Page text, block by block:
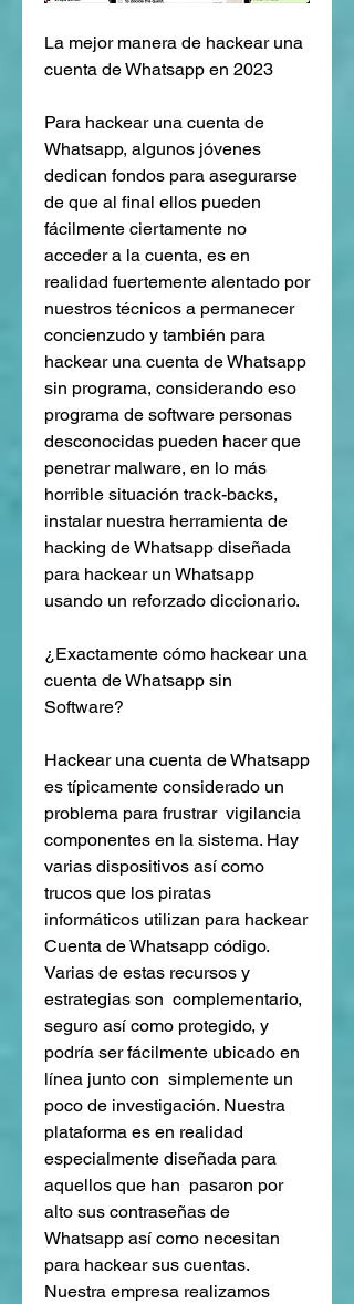
La mejor manera de hackear una
cuenta de Whatsapp en 2023
Para hackear una cuenta de
Whatsapp, algunos jóvenes
dedican fondos para asegurarse
de que al final ellos pueden
fácilmente ciertamente no
acceder a la cuenta, es en
realidad fuertemente alentado por
nuestros técnicos a permanecer
concienzudo y también para
hackear una cuenta de Whatsapp
sin programa, considerando eso
programa de software personas
desconocidas pueden hacer que
penetrar malware, en lo más
horrible situación track-backs,
instalar nuestra herramienta de
hacking de Whatsapp diseñada
para hackear un Whatsapp
usando un reforzado diccionario.
¿Exactamente cómo hackear una
cuenta de Whatsapp sin
Software?
Hackear una cuenta de Whatsapp
es típicamente considerado un
problema para frustrar  vigilancia
componentes en la sistema. Hay
varias dispositivos así como
trucos que los piratas
informáticos utilizan para hackear
Cuenta de Whatsapp código.
Varias de estas recursos y
estrategias son  complementario,
seguro así como protegido, y
podría ser fácilmente ubicado en
línea junto con  simplemente un
poco de investigación. Nuestra
plataforma es en realidad
especialmente diseñada para
aquellos que han  pasaron por
alto sus contraseñas de
Whatsapp así como necesitan
para hackear sus cuentas.
Nuestra empresa realizamos